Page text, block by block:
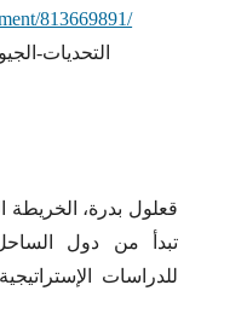
813669891/
التحديات-
تبدأ من دول الساحل